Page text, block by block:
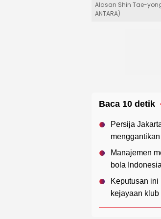
Alasan Shin Tae-
ANTARA)
Baca 10 detik
Persija
Manajemen
bola
Keputusan
kejayaan